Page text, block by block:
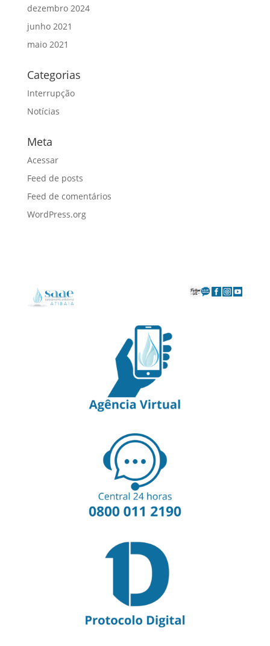
dezembro 2024
junho 2021
maio 2021
Categorias
Interrupção
Notícias
Meta
Acessar
Feed de posts
Feed de comentários
WordPress.org